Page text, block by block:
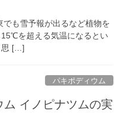
も雪予報が出るなど植物を
を超える気温になるとい
思 […]
パキポディウム
ム イノピナツムの実